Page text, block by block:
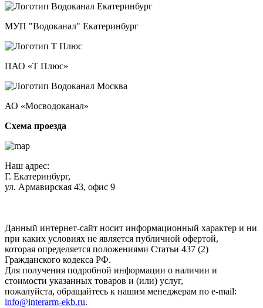
МУП "Водоканал" Екатеринбург
ПАО «Т Плюс»
АО «Мосводоканал»
Схема проезда
Наш адрес:
Г. Екатеринбург,
ул. Армавирская 43, офис 9
Данный интернет-сайт носит информационный характер и ни
при каких условиях не является публичной офертой,
которая определяется положениями Статьи 437 (2)
Гражданского кодекса РФ.
Для получения подробной информации о наличии и
стоимости указанных товаров и (или) услуг,
пожалуйста, обращайтесь к нашим менеджерам по e-mail:
info@interarm-ekb.ru.